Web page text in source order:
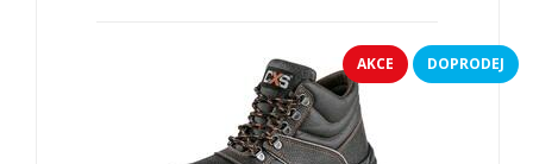
AKCE DOPRODEJ